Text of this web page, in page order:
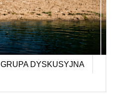
GRUPA DYSKUSYJNA